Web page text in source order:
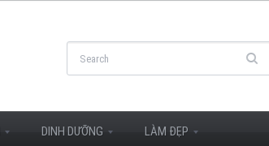
DINH DƯỠNG LÀM ĐẸP